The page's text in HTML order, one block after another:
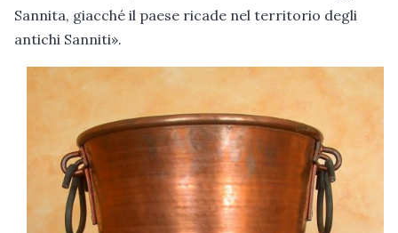
Sannita, giacché il paese ricade nel territorio degli
antichi Sanniti».